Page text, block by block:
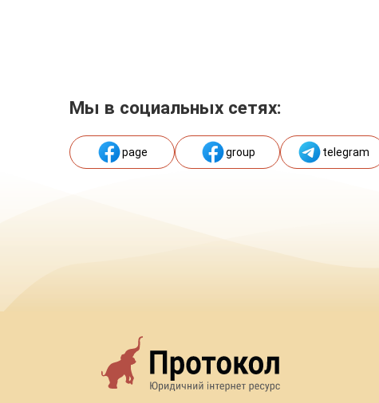
Мы в социальных сетях:
page group telegram